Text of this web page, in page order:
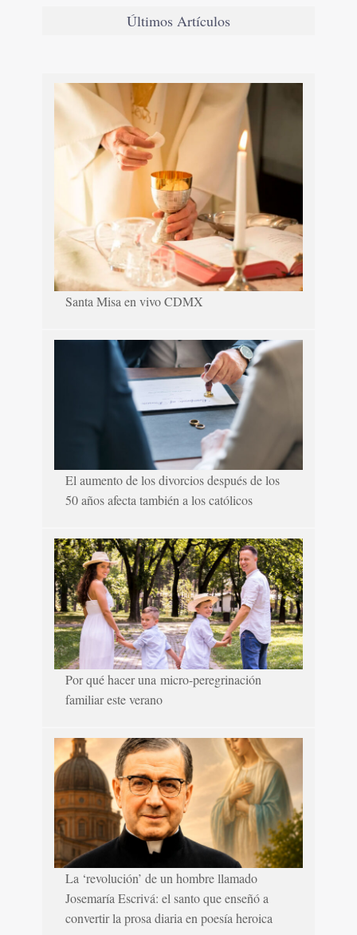
Últimos Artículos
Santa Misa en vivo CDMX
El aumento de los divorcios después de los
50 años afecta también a los católicos
Por qué hacer una micro-peregrinación
familiar este verano
La ‘revolución’ de un hombre llamado
Josemaría Escrivá: el santo que enseñó a
convertir la prosa diaria en poesía heroica